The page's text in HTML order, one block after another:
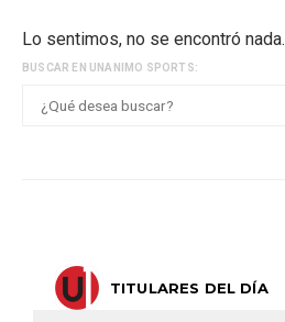
Lo sentimos, no se encontró nada.
BUSCAR EN UNANIMO SPORTS:
TITULARES DEL DÍA